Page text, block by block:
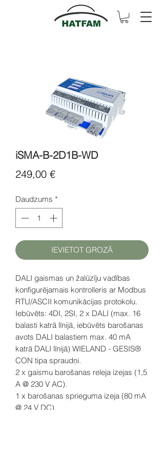
iSMA-B-2D1B-WD
249,00 €Cena
Daudzums *
IEVIETOT GROZĀ
DALI gaismas un žalūzīju vadības
konfigurējamais kontrolleris ar Modbus
RTU/ASCII komunikācijas protokolu.
Iebūvēts: 4DI, 2SI, 2 x DALI (max. 16
balasti katrā līnijā, iebūvēts barošanas
avots DALI balastiem max. 40 mA
katrā DALI līnijā) WIELAND - GESIS®
CON tipa spraudņi.
2 x gaismu barošanas releja izejas (1,5
A @ 230 V AC).
1 x barošanas sprieguma izeja (80 mA
@ 24 V DC).